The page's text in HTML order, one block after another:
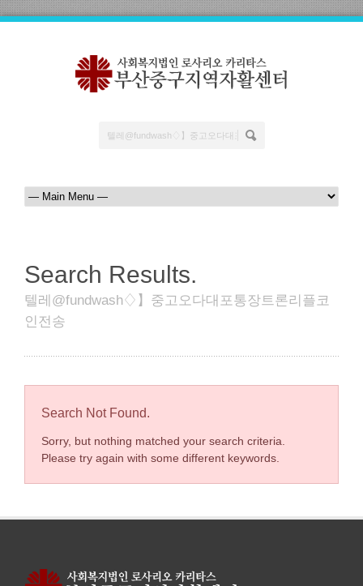
Search Results.
텔레@fundwash♢】중고오다대포통장트론리플코
인전송
Search Not Found.
Sorry, but nothing matched your search criteria.
Please try again with some different keywords.